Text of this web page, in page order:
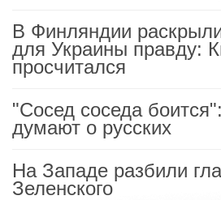
В Финляндии
для Украины правду:
просчитался
"Сосед соседа
думают о русских
На Западе разбили
Зеленского